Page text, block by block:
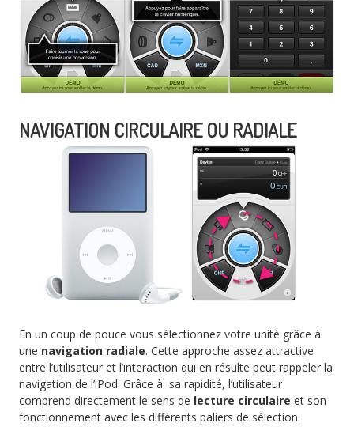
NAVIGATION CIRCULAIRE OU RADIALE
En un coup de pouce vous sélectionnez votre unité grâce à
une navigation radiale. Cette approche assez attractive
entre l’utilisateur et l’interaction qui en résulte peut rappeler la
navigation de l’iPod. Grâce à sa rapidité, l’utilisateur
comprend directement le sens de lecture circulaire et son
fonctionnement avec les différents paliers de sélection.